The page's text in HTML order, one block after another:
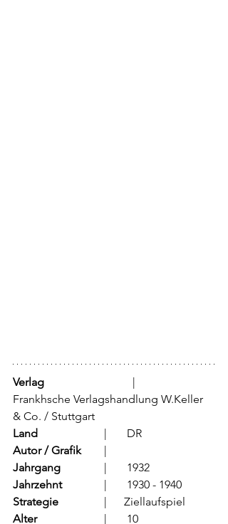
Verlag
Frankhsche Verlagshandlung W.Keller
& Co. / Stuttgart
Land
			  |	DR
Autor / Grafik
Jahrgang
		  |	1932
Jahrzehnt
		  |	1930 - 1940
Strategie
		  |      Ziellaufspiel
Alter
			  |	10